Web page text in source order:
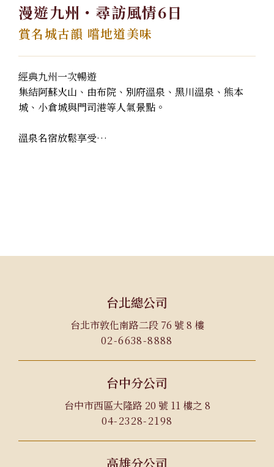
漫遊九州・尋訪風情6日
賞名城古韻 嚐地道美味
經典九州一次暢遊
集結阿蘇火山、由布院、別府溫泉、黑川溫泉、熊本
城、小倉城與門司港等人氣景點。
溫泉名宿放鬆享受
台北總公司
台北市敦化南路二段 76 號 8 樓
02-6638-8888
台中分公司
台中市西區大隆路 20 號 11 樓之 8
04-2328-2198
高雄分公司